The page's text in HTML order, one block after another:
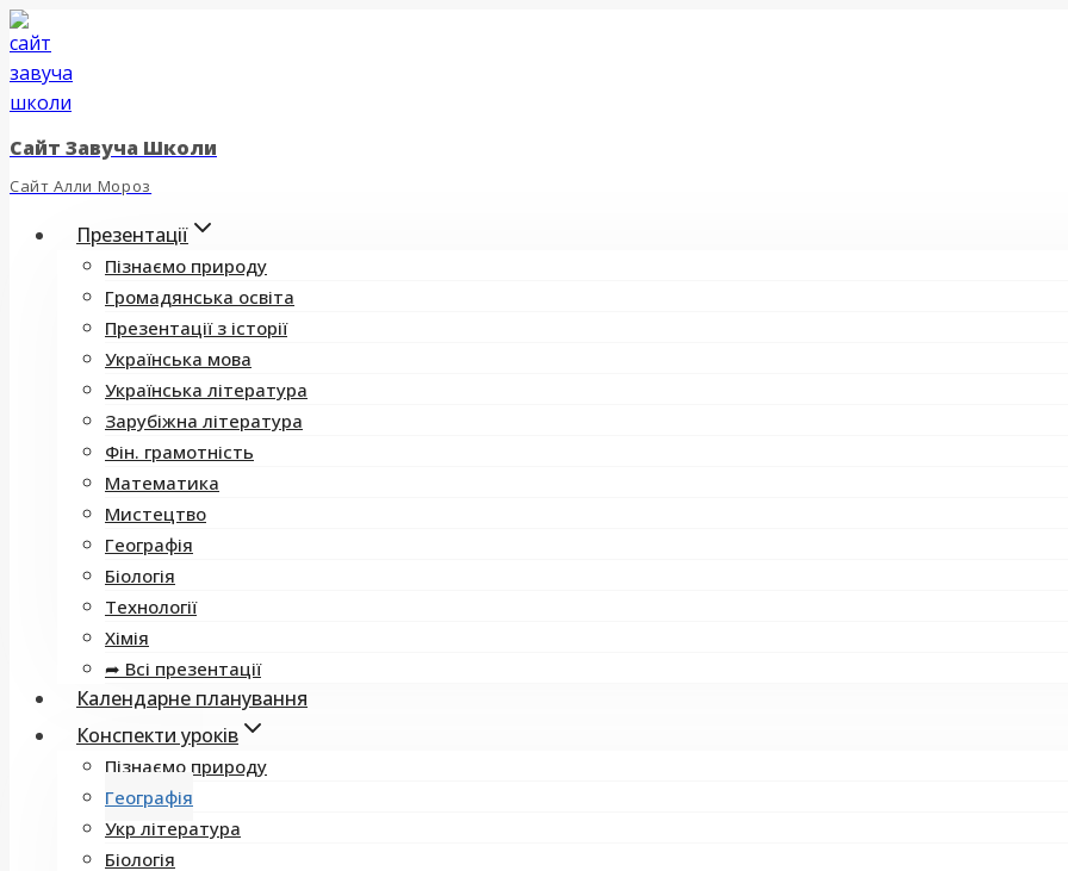
Перейти
до
вмісту
Сайт Завуча Школи
Сайт Алли Мороз
Презентації
Пізнаємо природу
Громадянська освіта
Презентації з історії
Українська мова
Українська література
Зарубіжна література
Фін. грамотність
Математика
Мистецтво
Географія
Біологія
Технології
Хімія
➦ Всі презентації
Календарне планування
Конспекти уроків
Пізнаємо природу
Географія
Укр література
Біологія